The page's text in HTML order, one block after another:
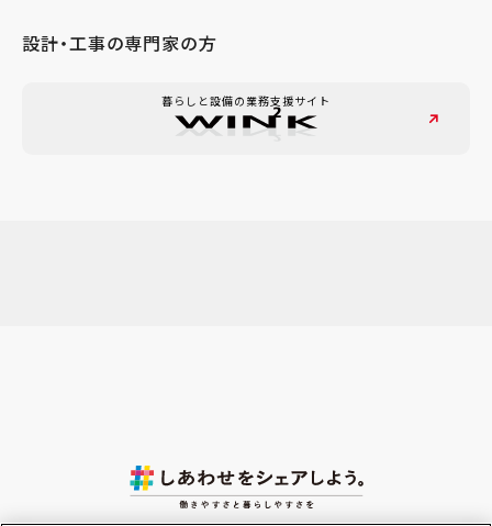
設計・工事の専門家の方
暮らしと設備の業務支援サイト